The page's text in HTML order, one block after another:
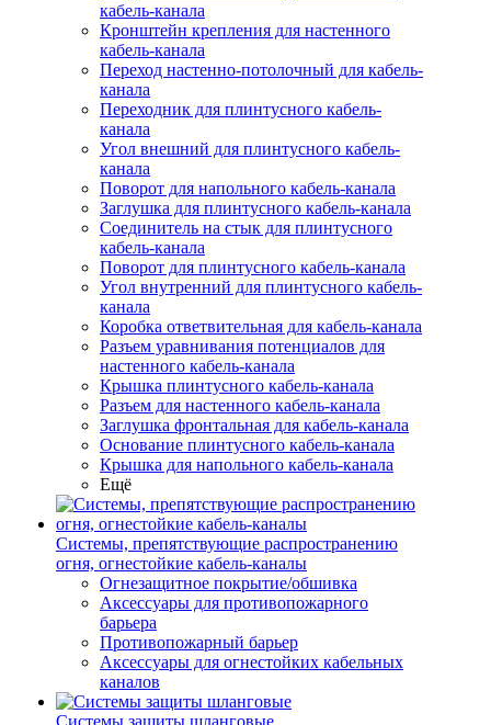
кабель-канала
Кронштейн крепления для настенного
кабель-канала
Переход настенно-потолочный для кабель-
канала
Переходник для плинтусного кабель-
канала
Угол внешний для плинтусного кабель-
канала
Поворот для напольного кабель-канала
Заглушка для плинтусного кабель-канала
Соединитель на стык для плинтусного
кабель-канала
Поворот для плинтусного кабель-канала
Угол внутренний для плинтусного кабель-
канала
Коробка ответвительная для кабель-канала
Разъем уравнивания потенциалов для
настенного кабель-канала
Крышка плинтусного кабель-канала
Разъем для настенного кабель-канала
Заглушка фронтальная для кабель-канала
Основание плинтусного кабель-канала
Крышка для напольного кабель-канала
Ещё
Системы, препятствующие распространению
огня, огнестойкие кабель-каналы
Огнезащитное покрытие/обшивка
Аксессуары для противопожарного
барьера
Противопожарный барьер
Аксессуары для огнестойких кабельных
каналов
Системы защиты шланговые